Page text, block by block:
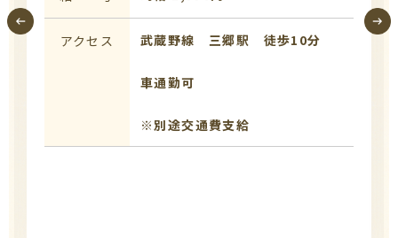
アクセス 武蔵野線 三郷駅 徒歩10分
車通勤可
※別途交通費支給